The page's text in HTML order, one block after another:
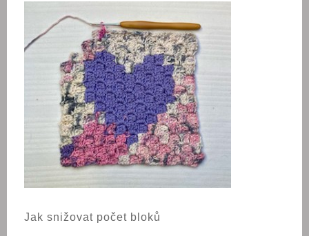
Jak snižovat počet bloků